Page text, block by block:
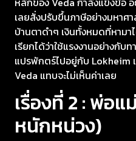
เลยสั่งปรับขึ้นภาษีอย่างมหาศ
บ้านตาดำๆ เงินทั้งหมดที่หาม
เรียกได้ว่าใช้แรงงานอย่างกับ
แปรพักตร์ไปอยู่กับ Lokheim
Veda แทบจะไม่เห็นค่าเลย
เรื่องที่ 2 : พ่อ
หนักหน่วง)